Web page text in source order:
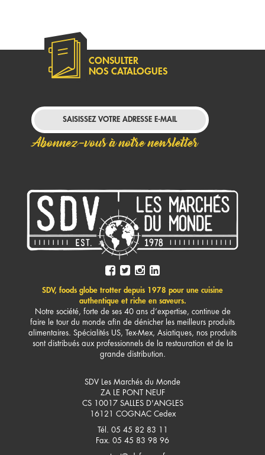
CONSULTER
NOS CATALOGUES
Abonnez-vous à notre newsletter
SDV, foods globe trotter depuis 1978 pour une cuisine
authentique et riche en saveurs.
Notre société, forte de ses 40 ans d’expertise, continue de
faire le tour du monde afin de dénicher les meilleurs produits
alimentaires. Spécialités US, Tex-Mex, Asiatiques, nos produits
sont distribués aux professionnels de la restauration et de la
grande distribution.
SDV Les Marchés du Monde
ZA LE PONT NEUF
CS 10017 SALLES D'ANGLES
16121
COGNAC Cedex
Tél. 05 45 82 83 11
Fax. 05 45 83 98 96